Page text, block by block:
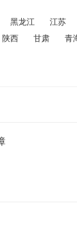
黑龙江 江苏
陕西 甘肃 青